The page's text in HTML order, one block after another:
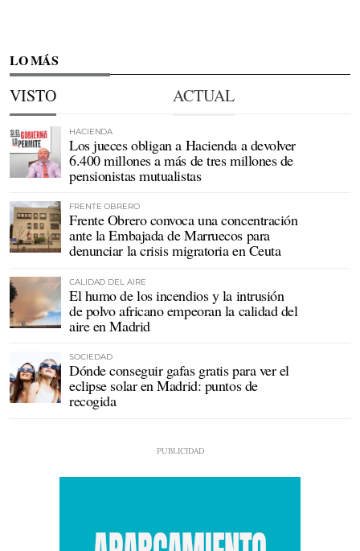
LO MÁS
VISTO ACTUAL
HACIENDA
Los jueces obligan a Hacienda a devolver
6.400 millones a más de tres millones de
pensionistas mutualistas
FRENTE OBRERO
Frente Obrero convoca una concentración
ante la Embajada de Marruecos para
denunciar la crisis migratoria en Ceuta
CALIDAD DEL AIRE
El humo de los incendios y la intrusión
de polvo africano empeoran la calidad del
aire en Madrid
SOCIEDAD
Dónde conseguir gafas gratis para ver el
eclipse solar en Madrid: puntos de
recogida